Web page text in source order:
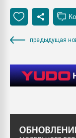
предыдущая